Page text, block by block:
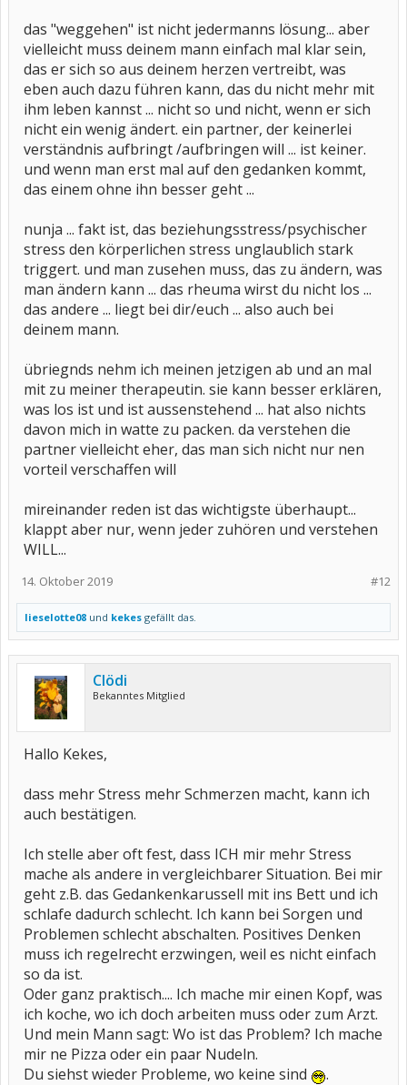
das "weggehen" ist nicht jedermanns lösung... aber
vielleicht muss deinem mann einfach mal klar sein,
das er sich so aus deinem herzen vertreibt, was
eben auch dazu führen kann, das du nicht mehr mit
ihm leben kannst ... nicht so und nicht, wenn er sich
nicht ein wenig ändert. ein partner, der keinerlei
verständnis aufbringt /aufbringen will ... ist keiner.
und wenn man erst mal auf den gedanken kommt,
das einem ohne ihn besser geht ...
nunja ... fakt ist, das beziehungsstress/psychischer
stress den körperlichen stress unglaublich stark
triggert. und man zusehen muss, das zu ändern, was
man ändern kann ... das rheuma wirst du nicht los ...
das andere ... liegt bei dir/euch ... also auch bei
deinem mann.
übriegnds nehm ich meinen jetzigen ab und an mal
mit zu meiner therapeutin. sie kann besser erklären,
was los ist und ist aussenstehend ... hat also nichts
davon mich in watte zu packen. da verstehen die
partner vielleicht eher, das man sich nicht nur nen
vorteil verschaffen will
mireinander reden ist das wichtigste überhaupt...
klappt aber nur, wenn jeder zuhören und verstehen
WILL...
#12
14. Oktober 2019
lieselotte08 und kekes gefällt das.
Clödi
Bekanntes Mitglied
Hallo Kekes,
dass mehr Stress mehr Schmerzen macht, kann ich
auch bestätigen.
Ich stelle aber oft fest, dass ICH mir mehr Stress
mache als andere in vergleichbarer Situation. Bei mir
geht z.B. das Gedankenkarussell mit ins Bett und ich
schlafe dadurch schlecht. Ich kann bei Sorgen und
Problemen schlecht abschalten. Positives Denken
muss ich regelrecht erzwingen, weil es nicht einfach
so da ist.
Oder ganz praktisch.... Ich mache mir einen Kopf, was
ich koche, wo ich doch arbeiten muss oder zum Arzt.
Und mein Mann sagt: Wo ist das Problem? Ich mache
mir ne Pizza oder ein paar Nudeln.
Du siehst wieder Probleme, wo keine sind
.